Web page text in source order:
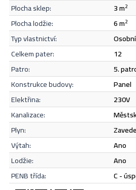
plocha sklep: 3 m2
plocha lodžie: 6 m2
typ vlastnictví:
osobní
celkem pater:
12
patro:
5.
konstrukce budovy:
panel
elektřina:
230V
kanalizace:
plyn:
výtah:
Ano
lodžie:
Ano
PENB třída:
C -